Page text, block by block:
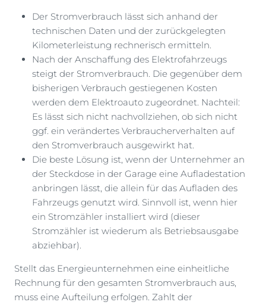
Der Stromverbrauch lässt sich anhand der
technischen Daten und der zurückgelegten
Kilometerleistung rechnerisch ermitteln.
Nach der Anschaffung des Elektrofahrzeugs
steigt der Stromverbrauch. Die gegenüber dem
bisherigen Verbrauch gestiegenen Kosten
werden dem Elektroauto zugeordnet. Nachteil:
Es lässt sich nicht nachvollziehen, ob sich nicht
ggf. ein verändertes Verbraucherverhalten auf
den Stromverbrauch ausgewirkt hat.
Die beste Lösung ist, wenn der Unternehmer an
der Steckdose in der Garage eine Aufladestation
anbringen lässt, die allein für das Aufladen des
Fahrzeugs genutzt wird. Sinnvoll ist, wenn hier
ein Stromzähler installiert wird (dieser
Stromzähler ist wiederum als Betriebsausgabe
abziehbar).
Stellt das Energieunternehmen eine einheitliche
Rechnung für den gesamten Stromverbrauch aus,
muss eine Aufteilung erfolgen. Zahlt der